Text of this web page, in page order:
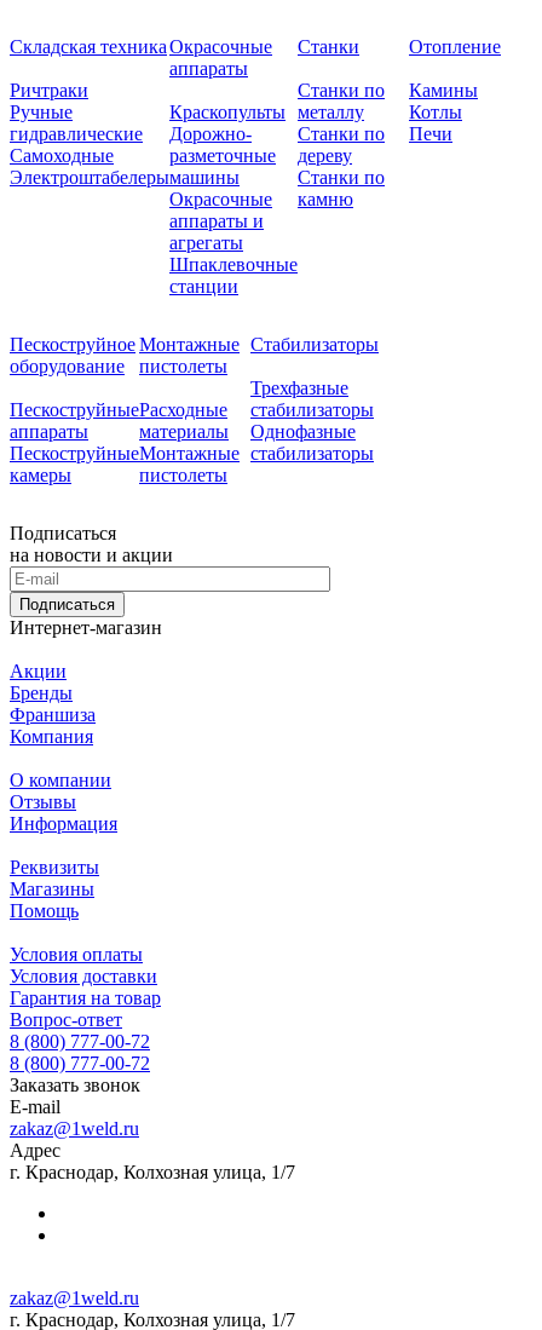
Складская техника
Ричтраки
Ручные
гидравлические
Самоходные
Электроштабелеры
Окрасочные
аппараты
Краскопульты
Дорожно-
разметочные
машины
Окрасочные
аппараты и
агрегаты
Шпаклевочные
станции
Станки
Станки по
металлу
Станки по
дереву
Станки по
камню
Отопление
Камины
Котлы
Печи
Пескоструйное
оборудование
Пескоструйные
аппараты
Пескоструйные
камеры
Монтажные
пистолеты
Расходные
материалы
Монтажные
пистолеты
Стабилизаторы
Трехфазные
стабилизаторы
Однофазные
стабилизаторы
Подписаться
на новости и акции
Подписаться
Интернет-магазин
Акции
Бренды
Франшиза
Компания
О компании
Отзывы
Информация
Реквизиты
Магазины
Помощь
Условия оплаты
Условия доставки
Гарантия на товар
Вопрос-ответ
8 (800) 777-00-72
8 (800) 777-00-72
Заказать звонок
E-mail
zakaz@1weld.ru
Адрес
г. Краснодар, Колхозная улица, 1/7
zakaz@1weld.ru
г. Краснодар, Колхозная улица, 1/7